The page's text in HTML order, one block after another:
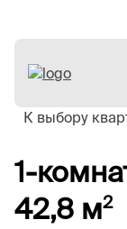
К выбору
1-
42,8 м2